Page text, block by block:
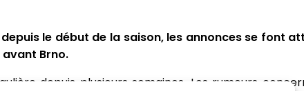
le début de la saison, les annonces se font
Brno.
depuis plusieurs semaines. Les rumeurs